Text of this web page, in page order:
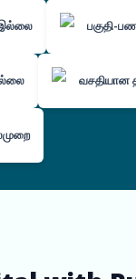
பகுதி-
வசதியான